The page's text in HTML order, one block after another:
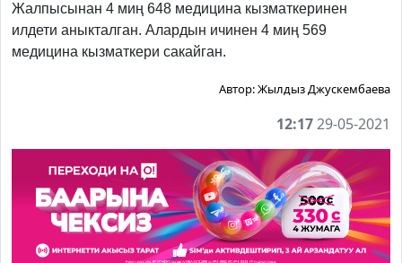
Жалпысынан 4 миң 648 медицина кызматкеринен
илдети аныкталган. Алардын ичинен 4 миң 569
медицина кызматкери сакайган.
Автор:Жылдыз Джускембаева
12:1729-05-2021